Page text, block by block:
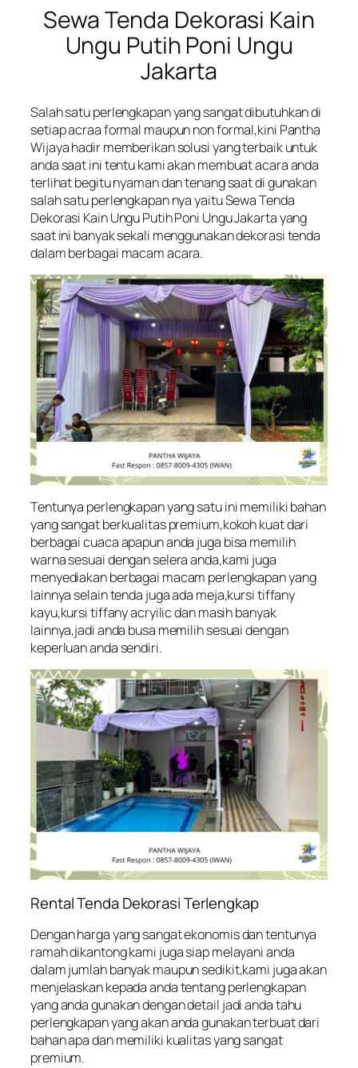
Sewa Tenda Dekorasi Kain
Ungu Putih Poni Ungu
Jakarta
Salah satu perlengkapan yang sangat dibutuhkan di
setiap acraa formal maupun non formal,kini Pantha
Wijaya hadir memberikan solusi yang terbaik untuk
anda saat ini tentu kami akan membuat acara anda
terlihat begitu nyaman dan tenang saat di gunakan
salah satu perlengkapan nya yaitu Sewa Tenda
Dekorasi Kain Ungu Putih Poni Ungu Jakarta yang
saat ini banyak sekali menggunakan dekorasi tenda
dalam berbagai macam acara.
Tentunya perlengkapan yang satu ini memiliki bahan
yang sangat berkualitas premium,kokoh kuat dari
berbagai cuaca apapun anda juga bisa memilih
warna sesuai dengan selera anda,kami juga
menyediakan berbagai macam perlengkapan yang
lainnya selain tenda juga ada meja,kursi tiffany
kayu,kursi tiffany acryilic dan masih banyak
lainnya,jadi anda busa memilih sesuai dengan
keperluan anda sendiri.
Rental Tenda Dekorasi Terlengkap
Dengan harga yang sangat ekonomis dan tentunya
ramah dikantong kami juga siap melayani anda
dalam jumlah banyak maupun sedikit,kami juga akan
menjelaskan kepada anda tentang perlengkapan
yang anda gunakan dengan detail jadi anda tahu
perlengkapan yang akan anda gunakan terbuat dari
bahan apa dan memiliki kualitas yang sangat
premium.